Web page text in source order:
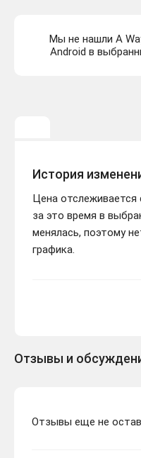
Мы не нашли A
Android в
История
Цена отслеживается
за это время в
менялась, поэтому
графика.
Отзывы и
Отзывы еще не